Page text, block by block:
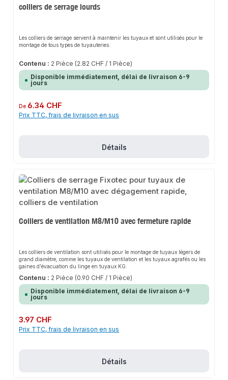
colliers de serrage lourds
Les colliers de serrage servent à maintenir les tuyaux et sont utilisés pour le
montage de tous types de tuyauteries.
Contenu : 2 Pièce (2.82 CHF / 1 Pièce)
Disponible immédiatement, délai de livraison 6-9
jours
Prix régulier :
De 6.34 CHF
Prix TTC, frais de livraison en sus
Détails
Colliers de ventilation M8/M10 avec fermeture rapide
Les colliers de ventilation sont utilisés pour le montage de tuyaux légers de
grand diamètre, comme les tuyaux de ventilation et les tuyaux agrafés ou les
gaines d'évacuation du linge en tuyaux KG.
Contenu : 2 Pièce (0.90 CHF / 1 Pièce)
Disponible immédiatement, délai de livraison 6-9
jours
Prix régulier :
3.97 CHF
Prix TTC, frais de livraison en sus
Détails